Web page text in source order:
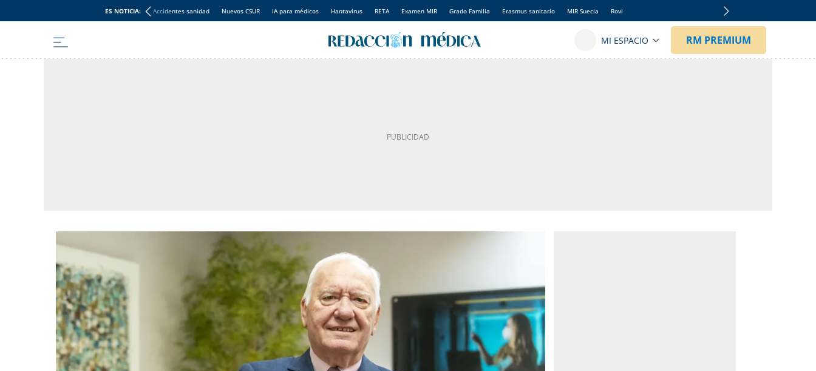
ES NOTICIA: Accidentes sanidad Nuevos CSUR IA para médicos Hantavirus RETA Examen MIR Grado Familia Erasmus sanitario MIR Suecia Rovi